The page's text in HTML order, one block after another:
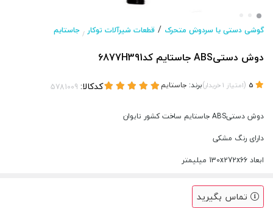
گوشی دستی یا سردوش متحرک / قطعات شیرآلات توکار / جاستایم
دوش دستیABS جاستایم کد6877H391
(امتیاز 1خریدار)برند: جاستایم کدکالا:
دوش دستیABS جاستایم ساخت کشور تایوان
دارای رنگ مشکی
ابعاد 130x272x66 میلیمتر
تماس بگیرید